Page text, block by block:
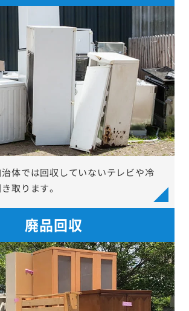
体では回収していないテレビや冷
取ります。
廃品回収